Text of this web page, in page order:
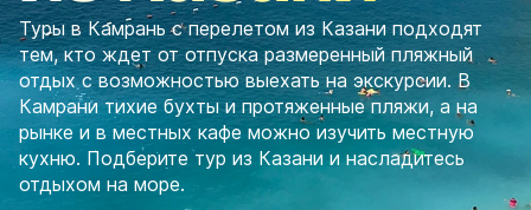
Туры в Камрань с перелетом из Казани подходят
тем, кто ждет от отпуска размеренный пляжный
отдых с возможностью выехать на экскурсии. В
Камрани тихие бухты и протяженные пляжи, а на
рынке и в местных кафе можно изучить местную
кухню. Подберите тур из Казани и насладитесь
отдыхом на море.